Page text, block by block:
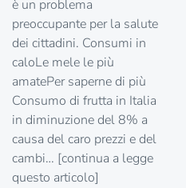
è un problema
preoccupante per la salute
dei cittadini. Consumi in
caloLe mele le più
amatePer saperne di più
Consumo di frutta in Italia
in diminuzione del 8% a
causa del caro prezzi e del
cambi… [continua a legge
questo articolo]